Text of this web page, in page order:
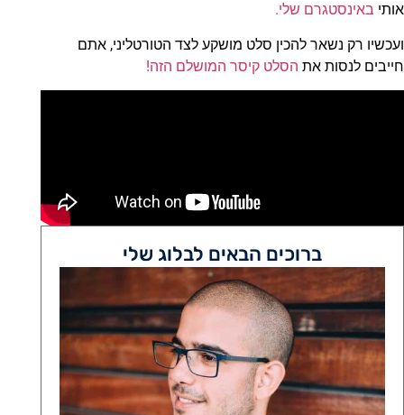
ברוכים הבאים לבלוג שלי
אותי באינסטגרם שלי.
ועכשיו רק נשאר להכין סלט מושקע לצד הטורטליני, אתם
חייבים לנסות את הסלט קיסר המושלם הזה!